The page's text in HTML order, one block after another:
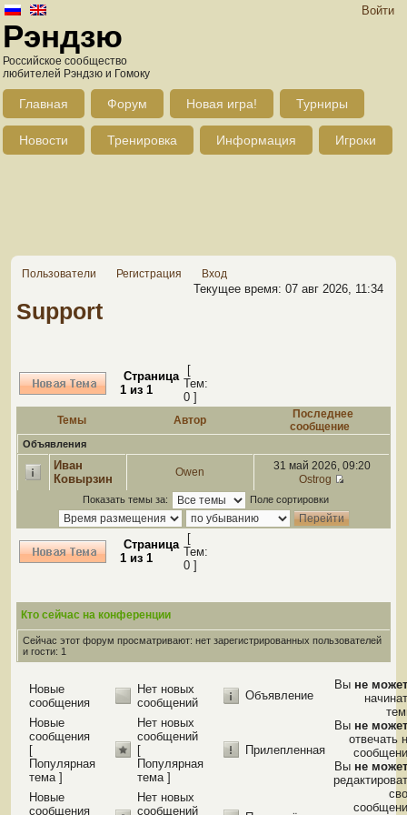
Войти
Рэндзю
Российское сообщество
любителей Рэндзю и Гомоку
Главная Форум Новая игра! Турниры
Новости Тренировка Информация Игроки
Пользователи Регистрация Вход
Текущее время: 07 авг 2026, 11:34
Support
Страница
1 из 1
[
Тем:
0 ]
Темы Автор
Последнее
сообщение
Объявления
Иван
Ковырзин
Owen
31 май 2026, 09:20
Ostrog
Показать темы за: Поле сортировки
Страница
1 из 1
[
Тем:
0 ]
Кто сейчас на конференции
Сейчас этот форум просматривают: нет зарегистрированных пользователей
и гости: 1
Новые
сообщения
Нет новых
сообщений
Объявление
Новые
сообщения
[
Популярная
тема ]
Нет новых
сообщений
[
Популярная
тема ]
Прилепленная
Новые
сообщения
Нет новых
сообщений
Вы не
Вы не
отвечать
Вы не